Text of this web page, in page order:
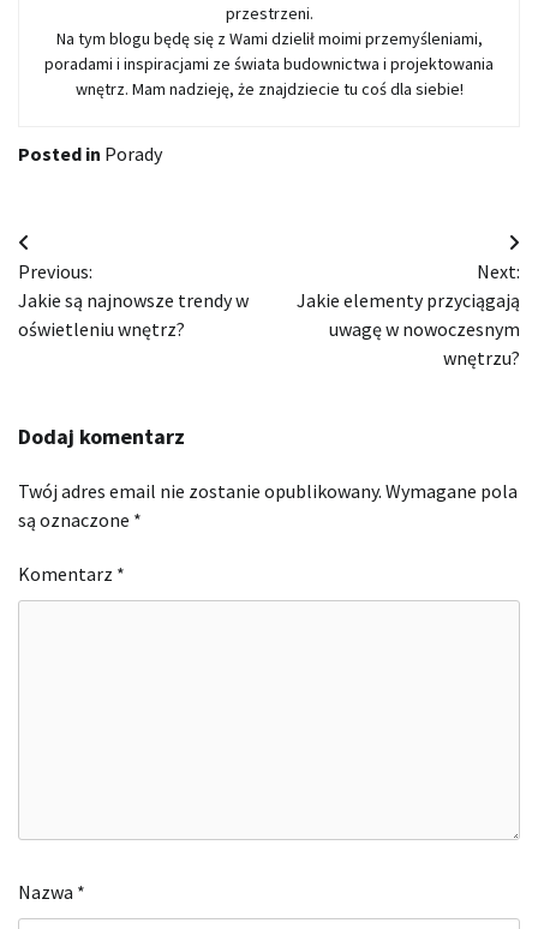
przestrzeni.
Na tym blogu będę się z Wami dzielił moimi przemyśleniami,
poradami i inspiracjami ze świata budownictwa i projektowania
wnętrz. Mam nadzieję, że znajdziecie tu coś dla siebie!
Posted in Porady
Nawigacja
wpisu
Previous:
Jakie są najnowsze trendy w
oświetleniu wnętrz?
Next:
Jakie elementy przyciągają
uwagę w nowoczesnym
wnętrzu?
Dodaj komentarz
Twój adres email nie zostanie opublikowany. Wymagane pola
są oznaczone *
Komentarz *
Nazwa *